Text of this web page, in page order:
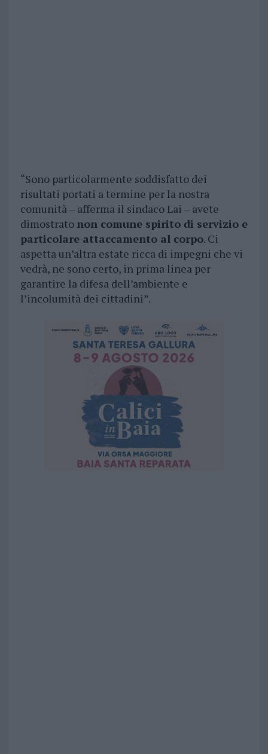
“Sono particolarmente soddisfatto dei
risultati portati a termine per la nostra
comunità – afferma il sindaco Lai – avete
dimostrato non comune spirito di servizio e
particolare attaccamento al corpo. Ci
aspetta un’altra estate ricca di impegni che vi
vedrà, ne sono certo, in prima linea per
garantire la difesa dell’ambiente e
l’incolumità dei cittadini”.